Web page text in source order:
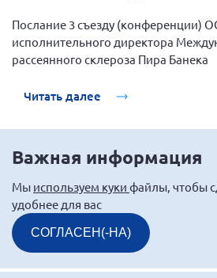
Послание 3 съезду (конференции)
исполнительного директора
рассеянного склероза Пира Банека
Читать далее
Важная информация
Мы используем куки файлы, чтобы
удобнее для вас
СОГЛАСЕН(-НА)